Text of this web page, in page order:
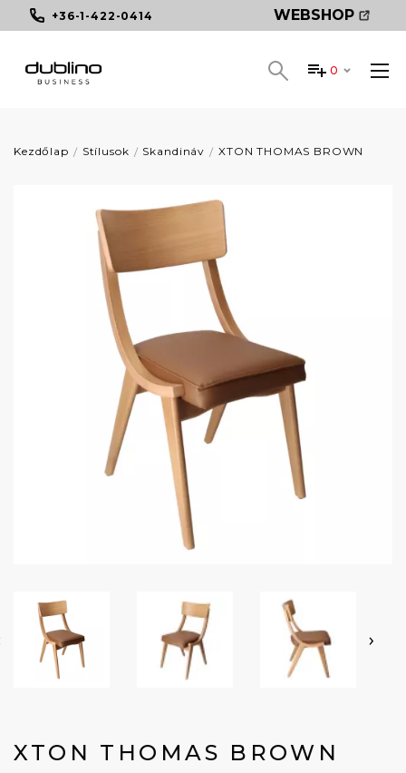
+36-1-422-0414 WEBSHOP
0
Kezdőlap Stílusok Skandináv XTON THOMAS BROWN
›
XTON THOMAS BROWN